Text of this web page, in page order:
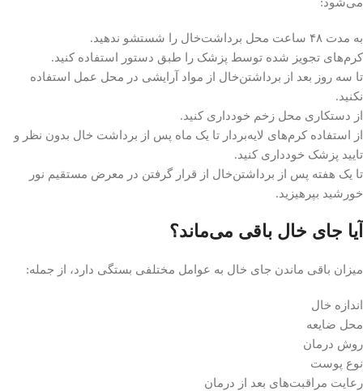
به مدت ۴۸ ساعت محل برداشت‌خال را شستشو ندهید.
کرم‌های تجویز شده توسط پزشک را طبق دستور استفاده کنید.
تا سه روز بعد از برداشتن‌خال از مواد آرایشی در محل عمل استفاده
نکنید.
از دستکاری محل زخم خودداری کنید.
از استفاده کرم‌های لایه‌بردار تا یک ماه پس از برداشت خال بدون نظر و
تایید پزشک خودداری کنید.
تا یک هفته پس از برداشتن‌خال از قرار گرفتن در معرض مستقیم نور
خورشید بپرهیزید.
آیا جای خال باقی می‌ماند؟
میزان باقی ماندن جای خال به عوامل مختلفی بستگی دارد، از جمله:
اندازه خال
محل ضایعه
روش درمان
نوع پوست
رعایت مراقبت‌های بعد از درمان